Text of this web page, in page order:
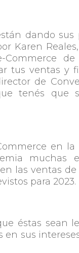
dando sus
Karen
de
tus ventasy
de
tenés que
en la
muchas
las ventas de
para 2023.
éstas sean
en sus